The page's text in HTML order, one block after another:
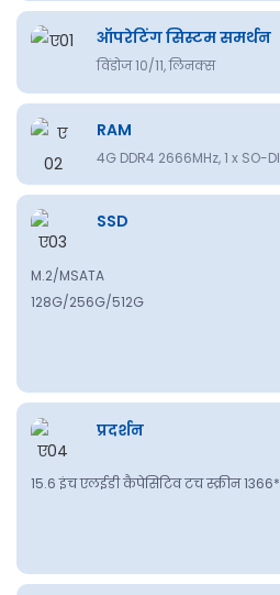
ऑपरेटिंग सिस्टम समर्थन
विंडोज 10/11, लिनक्स
RAM
4G DDR4 2666MHz, 1 x SO-
SSD
M.2/MSATA
128G/256G/512G
प्रदर्शन
15.6 इंच एलईडी कैपेसिटिव टच स्क्रीन